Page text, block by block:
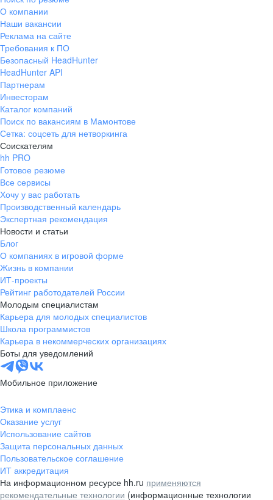
О компании
Наши вакансии
Реклама на сайте
Требования к ПО
Безопасный HeadHunter
HeadHunter API
Партнерам
Инвесторам
Каталог компаний
Поиск по вакансиям в Мамонтове
Сетка: соцсеть для нетворкинга
Соискателям
hh PRO
Готовое резюме
Все сервисы
Хочу у вас работать
Производственный календарь
Экспертная рекомендация
Новости и статьи
Блог
О компаниях в игровой форме
Жизнь в компании
ИТ-проекты
Рейтинг работодателей России
Молодым специалистам
Карьера для молодых специалистов
Школа программистов
Карьера в некоммерческих организациях
Боты для уведомлений
Мобильное приложение
Этика и комплаенс
Оказание услуг
Использование сайтов
Защита персональных данных
Пользовательское соглашение
ИТ аккредитация
На информационном ресурсе hh.ru применяются
рекомендательные технологии (информационные технологии